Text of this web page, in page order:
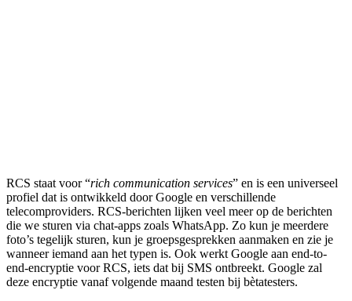
RCS staat voor “rich communication services” en is een universeel
profiel dat is ontwikkeld door Google en verschillende
telecomproviders. RCS-berichten lijken veel meer op de berichten
die we sturen via chat-apps zoals WhatsApp. Zo kun je meerdere
foto’s tegelijk sturen, kun je groepsgesprekken aanmaken en zie je
wanneer iemand aan het typen is. Ook werkt Google aan end-to-
end-encryptie voor RCS, iets dat bij SMS ontbreekt. Google zal
deze encryptie vanaf volgende maand testen bij bètatesters.